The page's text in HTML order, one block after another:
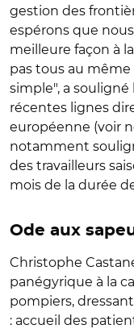
gestion des
espérons que
meilleure façon à
pas tous au
simple", a
récentes lignes
européenne (voir
notamment
des travailleurs
mois de la durée
Ode aux
Christophe
panégyrique à la
pompiers,
: accueil des